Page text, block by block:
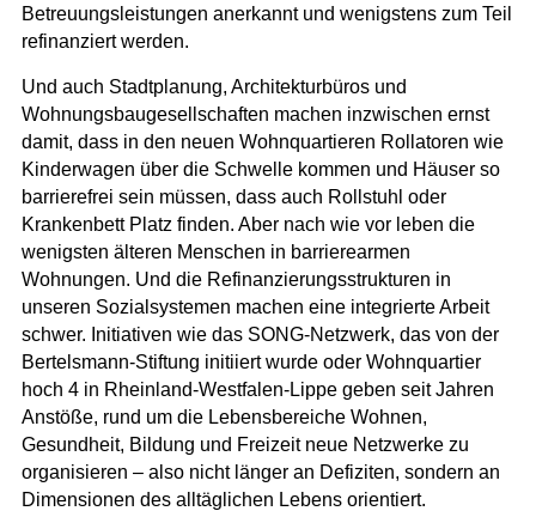
Betreuungsleistungen anerkannt und wenigstens zum Teil
refinanziert werden.
Und auch Stadtplanung, Architekturbüros und
Wohnungsbaugesellschaften machen inzwischen ernst
damit, dass in den neuen Wohnquartieren Rollatoren wie
Kinderwagen über die Schwelle kommen und Häuser so
barrierefrei sein müssen, dass auch Rollstuhl oder
Krankenbett Platz finden. Aber nach wie vor leben die
wenigsten älteren Menschen in barrierearmen
Wohnungen. Und die Refinanzierungsstrukturen in
unseren Sozialsystemen machen eine integrierte Arbeit
schwer. Initiativen wie das SONG-Netzwerk, das von der
Bertelsmann-Stiftung initiiert wurde oder Wohnquartier
hoch 4 in Rheinland-Westfalen-Lippe geben seit Jahren
Anstöße, rund um die Lebensbereiche Wohnen,
Gesundheit, Bildung und Freizeit neue Netzwerke zu
organisieren – also nicht länger an Defiziten, sondern an
Dimensionen des alltäglichen Lebens orientiert.